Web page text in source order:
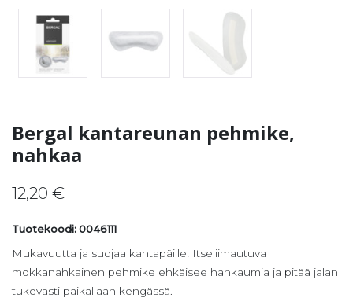
Bergal kantareunan pehmike,
nahkaa
12,20 €
Tuotekoodi: 0046111
Mukavuutta ja suojaa kantapäille! Itseliimautuva
mokkanahkainen pehmike ehkäisee hankaumia ja pitää jalan
tukevasti paikallaan kengässä.